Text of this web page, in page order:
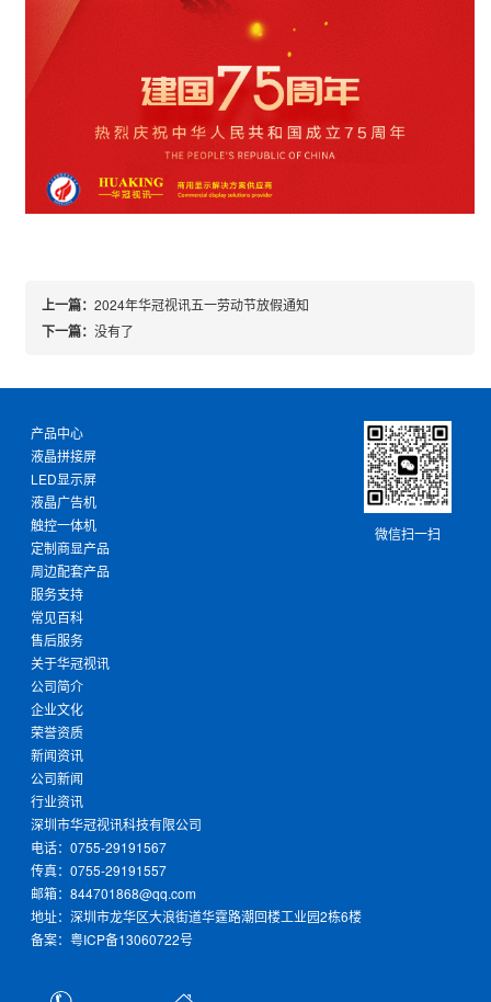
上一篇：2024年华冠视讯五一劳动节放假通知
下一篇：没有了
微信扫一扫
产品中心
液晶拼接屏
LED显示屏
液晶广告机
触控一体机
定制商显产品
周边配套产品
服务支持
常见百科
售后服务
关于华冠视讯
公司简介
企业文化
荣誉资质
新闻资讯
公司新闻
行业资讯
深圳市华冠视讯科技有限公司
电话：0755-29191567
传真：0755-29191557
邮箱：844701868@qq.com
地址：深圳市龙华区大浪街道华霆路潮回楼工业园2栋6楼
备案： 粤ICP备13060722号